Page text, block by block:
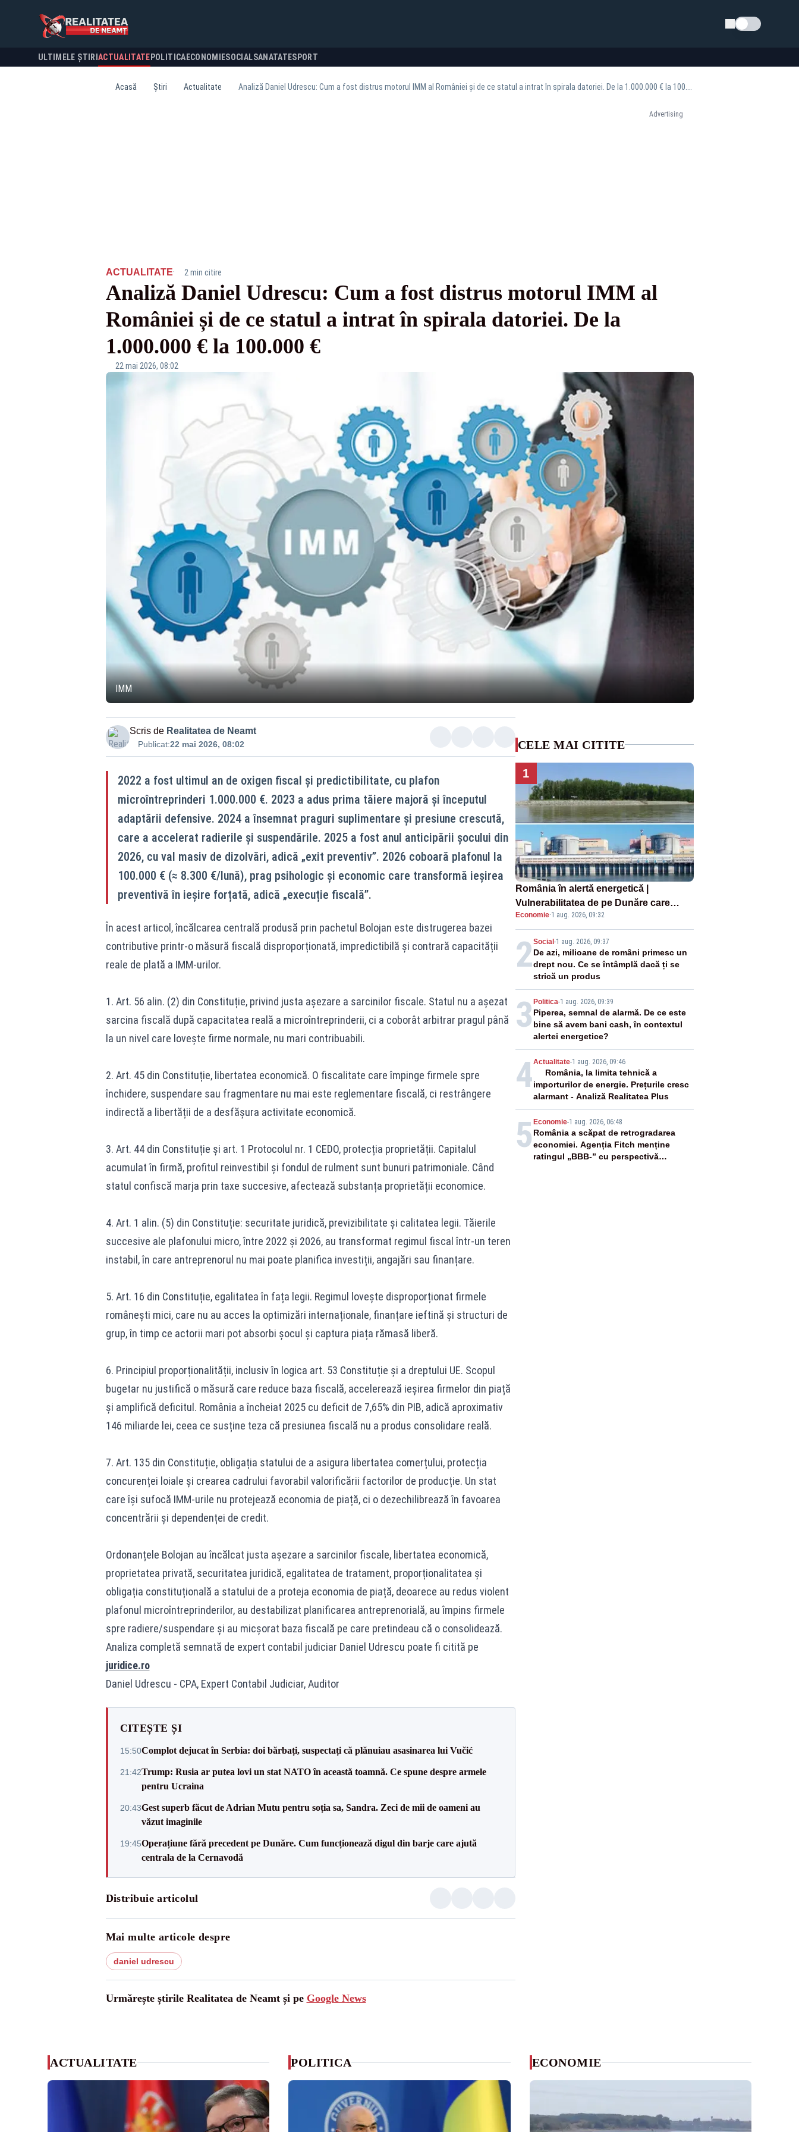
Schimba tema
ULTIMELE ȘTIRI ACTUALITATE POLITICA ECONOMIESOCIALSANATATESPORT
Acasă Știri Actualitate
Advertising
ACTUALITATE· 2 min citire
Analiză Daniel Udrescu: Cum a fost distrus motorul IMM al
României și de ce statul a intrat în spirala datoriei. De la
1.000.000 € la 100.000 €
22 mai 2026, 08:02
IMM
Scris de Realitatea de Neamt
Publicat:22 mai 2026, 08:02
2022 a fost ultimul an de oxigen fiscal și predictibilitate, cu plafon
microîntreprinderi 1.000.000 €. 2023 a adus prima tăiere majoră și începutul
adaptării defensive. 2024 a însemnat praguri suplimentare și presiune crescută,
care a accelerat radierile și suspendările. 2025 a fost anul anticipării șocului din
2026, cu val masiv de dizolvări, adică „exit preventiv”. 2026 coboară plafonul la
100.000 € (≈ 8.300 €/lună), prag psihologic și economic care transformă ieșirea
preventivă în ieșire forțată, adică „execuție fiscală”.
În acest articol, încălcarea centrală produsă prin pachetul Bolojan este distrugerea bazei
contributive printr-o măsură fiscală disproporționată, impredictibilă și contrară capacității
reale de plată a IMM-urilor.
1. Art. 56 alin. (2) din Constituție, privind justa așezare a sarcinilor fiscale. Statul nu a așezat
sarcina fiscală după capacitatea reală a microîntreprinderii, ci a coborât arbitrar pragul până
la un nivel care lovește firme normale, nu mari contribuabili.
2. Art. 45 din Constituție, libertatea economică. O fiscalitate care împinge firmele spre
închidere, suspendare sau fragmentare nu mai este reglementare fiscală, ci restrângere
indirectă a libertății de a desfășura activitate economică.
3. Art. 44 din Constituție și art. 1 Protocolul nr. 1 CEDO, protecția proprietății. Capitalul
acumulat în firmă, profitul reinvestibil și fondul de rulment sunt bunuri patrimoniale. Când
statul confiscă marja prin taxe succesive, afectează substanța proprietății economice.
4. Art. 1 alin. (5) din Constituție: securitate juridică, previzibilitate și calitatea legii. Tăierile
succesive ale plafonului micro, între 2022 și 2026, au transformat regimul fiscal într-un teren
instabil, în care antreprenorul nu mai poate planifica investiții, angajări sau finanțare.
5. Art. 16 din Constituție, egalitatea în fața legii. Regimul lovește disproporționat firmele
românești mici, care nu au acces la optimizări internaționale, finanțare ieftină și structuri de
grup, în timp ce actorii mari pot absorbi șocul și captura piața rămasă liberă.
6. Principiul proporționalității, inclusiv în logica art. 53 Constituție și a dreptului UE. Scopul
bugetar nu justifică o măsură care reduce baza fiscală, accelerează ieșirea firmelor din piață
și amplifică deficitul. România a încheiat 2025 cu deficit de 7,65% din PIB, adică aproximativ
146 miliarde lei, ceea ce susține teza că presiunea fiscală nu a produs consolidare reală.
7. Art. 135 din Constituție, obligația statului de a asigura libertatea comerțului, protecția
concurenței loiale și crearea cadrului favorabil valorificării factorilor de producție. Un stat
care își sufocă IMM-urile nu protejează economia de piață, ci o dezechilibrează în favoarea
concentrării și dependenței de credit.
Ordonanțele Bolojan au încălcat justa așezare a sarcinilor fiscale, libertatea economică,
proprietatea privată, securitatea juridică, egalitatea de tratament, proporționalitatea și
obligația constituțională a statului de a proteja economia de piață, deoarece au redus violent
plafonul microîntreprinderilor, au destabilizat planificarea antreprenorială, au împins firmele
spre radiere/suspendare și au micșorat baza fiscală pe care pretindeau că o consolidează.
Analiza completă semnată de expert contabil judiciar Daniel Udrescu poate fi citită pe
juridice.ro
Daniel Udrescu - CPA, Expert Contabil Judiciar, Auditor
CITEȘTE ȘI
15:50Complot dejucat în Serbia: doi bărbați, suspectați că plănuiau asasinarea lui Vučić
21:42Trump: Rusia ar putea lovi un stat NATO în această toamnă. Ce spune despre armele
pentru Ucraina
20:43Gest superb făcut de Adrian Mutu pentru soția sa, Sandra. Zeci de mii de oameni au
văzut imaginile
19:45Operațiune fără precedent pe Dunăre. Cum funcționează digul din barje care ajută
centrala de la Cernavodă
Distribuie articolul
Mai multe articole despre
daniel udrescu
Urmărește știrile Realitatea de Neamt și pe Google News
CELE MAI CITITE
1
România în alertă energetică |
Vulnerabilitatea de pe Dunăre care
pune în pericol Centrala Cernavodă era
cunoscută de pe vremea lui Ceaușescu
Economie·1 aug. 2026, 09:32
2Social-1 aug. 2026, 09:37
De azi, milioane de români primesc un
drept nou. Ce se întâmplă dacă ți se
strică un produs
3 Politica-1 aug. 2026, 09:39
Piperea, semnal de alarmă. De ce este
bine să avem bani cash, în contextul
alertei energetice?
4Actualitate-1 aug. 2026, 09:46
România, la limita tehnică a
importurilor de energie. Prețurile cresc
alarmant - Analiză Realitatea Plus
5 Economie-1 aug. 2026, 06:48
România a scăpat de retrogradarea
economiei. Agenția Fitch menține
ratingul „BBB-” cu perspectivă
ACTUALITATE POLITICA ECONOMIE